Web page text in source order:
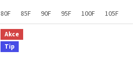
Orlando 0163151 je vhodná pro každodenní
nošení. Okouzlí jedinečným střihem a
moderním vzdušným...
80F 85F 90F 95F 100F 105F
Akce
Tip